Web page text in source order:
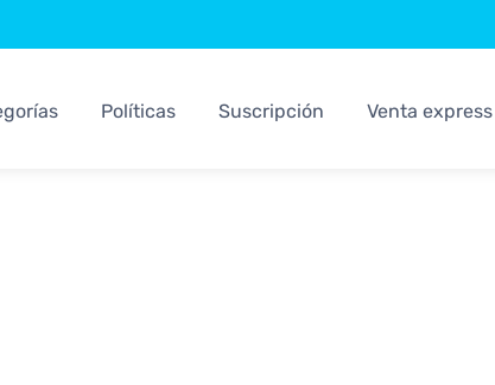
Políticas Suscripción Venta express